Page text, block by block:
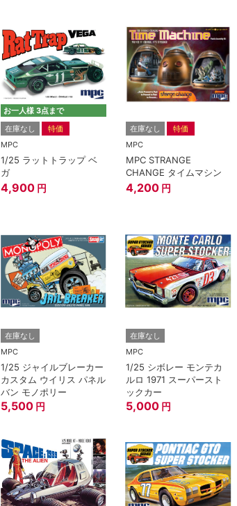
お一人様 3点まで
在庫なし
特価
MPC
1/25 ラットトラップ ベ
ガ
4,900 円
在庫なし
特価
MPC
MPC STRANGE
CHANGE タイムマシン
4,200 円
在庫なし
MPC
1/25 ジャイルブレーカー
カスタム ウイリス パネル
バン モノポリー
5,500 円
在庫なし
MPC
1/25 シボレー モンテカ
ルロ 1971 スーパースト
ックカー
5,000 円